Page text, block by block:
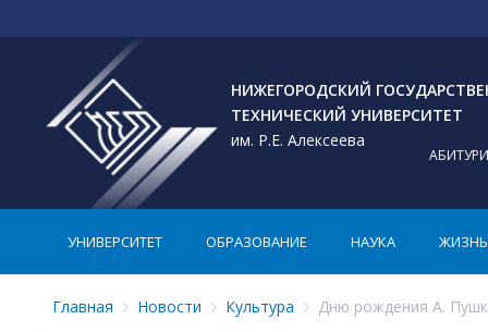
НИЖЕГОРОДСКИЙ
ТЕХНИЧЕСКИЙ УНИВЕРСИТЕТ
им. Р.Е. Алексеева
УНИВЕРСИТЕТ ОБРАЗОВАНИЕ НАУКА ЖИЗНЬ
Главная Новости Культура Дню рождения А.